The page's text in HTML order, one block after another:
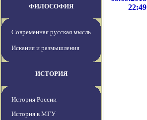
ФИЛОСОФИЯ
Современная русская мысль
Искания и размышления
ИСТОРИЯ
История России
История в МГУ
22:49